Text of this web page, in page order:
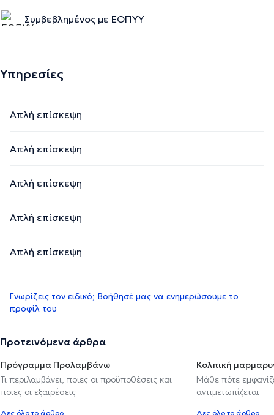
Συμβεβλημένος με ΕΟΠΥΥ
Υπηρεσίες
Απλή επίσκεψη
Απλή επίσκεψη
Απλή επίσκεψη
Απλή επίσκεψη
Απλή επίσκεψη
Γνωρίζεις τον ειδικό; Βοήθησέ μας να ενημερώσουμε το
προφίλ του
Προτεινόμενα άρθρα
Πρόγραμμα Προλαμβάνω
Τι περιλαμβάνει, ποιες οι προϋποθέσεις και
ποιες οι εξαιρέσεις
Δες όλο το άρθρο
Κολπική
Μάθε πότε
αντιμετωπίζεται
Δες όλο το άρθρο